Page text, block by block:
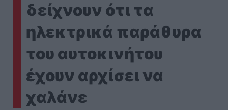
δείχνουν ότι τα
ηλεκτρικά παράθυρα
του αυτοκινήτου
έχουν αρχίσει να
χαλάνε